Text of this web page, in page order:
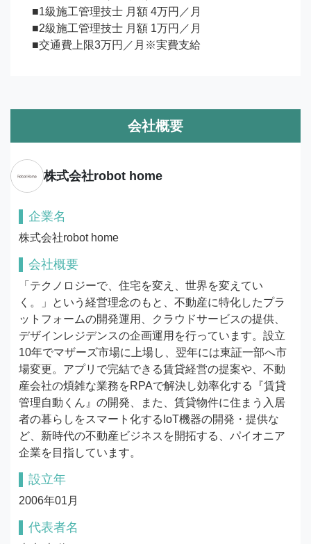
■1級施工管理技士 月額 4万円／月
■2級施工管理技士 月額 1万円／月
■交通費上限3万円／月※実費支給
会社概要
株式会社robot home
企業名
株式会社robot home
会社概要
「テクノロジーで、住宅を変え、世界を変えてい
く。」という経営理念のもと、不動産に特化したプラ
ットフォームの開発運用、クラウドサービスの提供、
デザインレジデンスの企画運用を行っています。設立
10年でマザーズ市場に上場し、翌年には東証一部へ市
場変更。アプリで完結できる賃貸経営の提案や、不動
産会社の煩雑な業務をRPAで解決し効率化する『賃貸
管理自動くん』の開発、また、賃貸物件に住まう入居
者の暮らしをスマート化するIoT機器の開発・提供な
ど、新時代の不動産ビジネスを開拓する、パイオニア
企業を目指しています。
設立年
2006年01月
代表者名